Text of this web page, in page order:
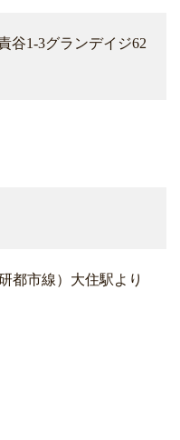
谷1-3グランデイジ62
都市線）大住駅より